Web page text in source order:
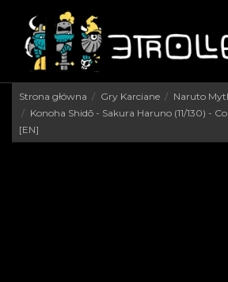
Strona główna Gry Karciane Naruto
Konoha Shidō - Sakura Haruno (11/130) -
[EN]